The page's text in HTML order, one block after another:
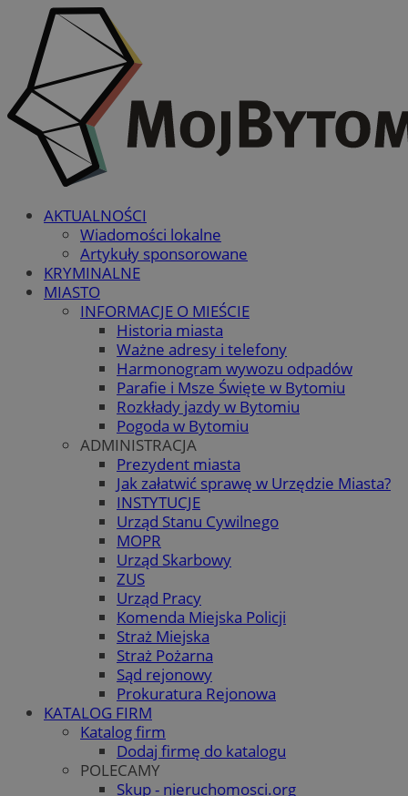
AKTUALNOŚCI
Wiadomości lokalne
Artykuły sponsorowane
KRYMINALNE
MIASTO
INFORMACJE O MIEŚCIE
Historia miasta
Ważne adresy i telefony
Harmonogram wywozu odpadów
Parafie i Msze Święte w Bytomiu
Rozkłady jazdy w Bytomiu
Pogoda w Bytomiu
ADMINISTRACJA
Prezydent miasta
Jak załatwić sprawę w Urzędzie Miasta?
INSTYTUCJE
Urząd Stanu Cywilnego
MOPR
Urząd Skarbowy
ZUS
Urząd Pracy
Komenda Miejska Policji
Straż Miejska
Straż Pożarna
Sąd rejonowy
Prokuratura Rejonowa
KATALOG FIRM
Katalog firm
Dodaj firmę do katalogu
POLECAMY
Skup - nieruchomosci.org